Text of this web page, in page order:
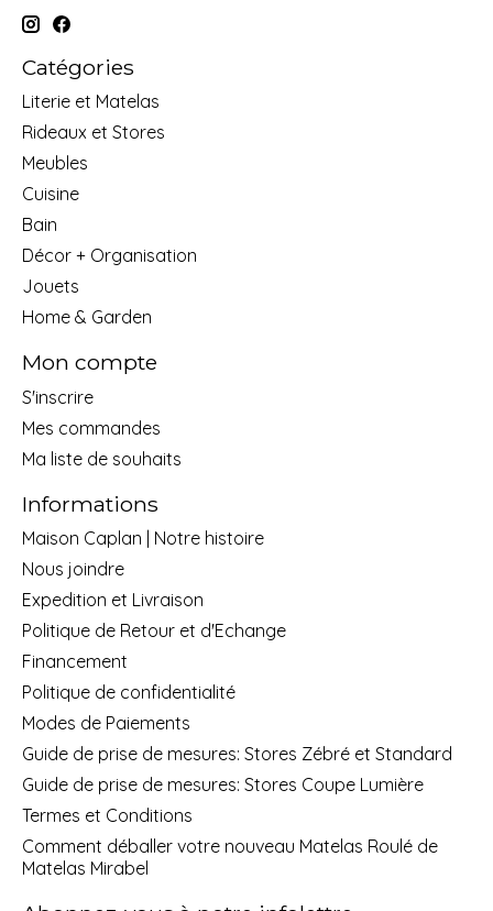
Catégories
Literie et Matelas
Rideaux et Stores
Meubles
Cuisine
Bain
Décor + Organisation
Jouets
Home & Garden
Mon compte
S'inscrire
Mes commandes
Ma liste de souhaits
Informations
Maison Caplan | Notre histoire
Nous joindre
Expedition et Livraison
Politique de Retour et d'Echange
Financement
Politique de confidentialité
Modes de Paiements
Guide de prise de mesures: Stores Zébré et Standard
Guide de prise de mesures: Stores Coupe Lumière
Termes et Conditions
Comment déballer votre nouveau Matelas Roulé de
Matelas Mirabel